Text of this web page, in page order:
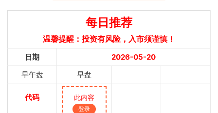
每日推荐
温馨提醒：投资有风险，入市须谨慎！
日期
2026-05-20
早午盘
早盘
代码 此内容
登录